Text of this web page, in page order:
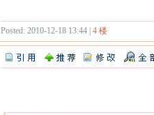
Posted: 2010-12-18 13:44 | 4 楼